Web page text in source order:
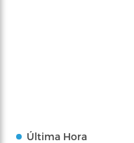
Última Hora